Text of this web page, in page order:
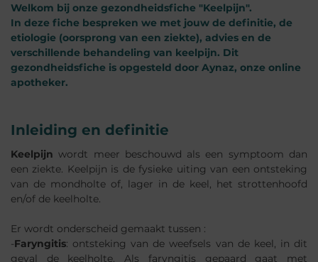
Welkom bij onze gezondheidsfiche "Keelpijn".
In deze fiche bespreken we met jouw de definitie, de
etiologie (oorsprong van een ziekte), advies en de
verschillende behandeling van keelpijn. Dit
gezondheidsfiche is opgesteld door Aynaz, onze online
apotheker.
Inleiding en definitie
Keelpijn wordt meer beschouwd als een symptoom dan
een ziekte. Keelpijn is de fysieke uiting van een ontsteking
van de mondholte of, lager in de keel, het strottenhoofd
en/of de keelholte.
Er wordt onderscheid gemaakt tussen :
-Faryngitis: ontsteking van de weefsels van de keel, in dit
geval de keelholte. Als faryngitis gepaard gaat met